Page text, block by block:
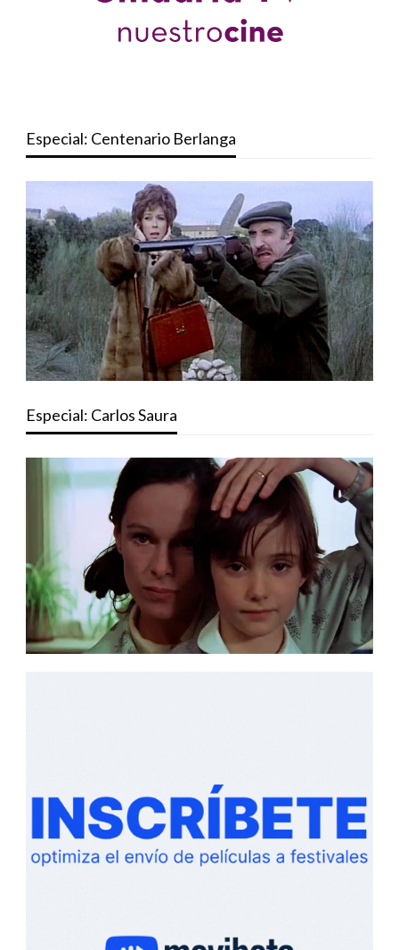
Especial: Centenario Berlanga
Especial: Carlos Saura